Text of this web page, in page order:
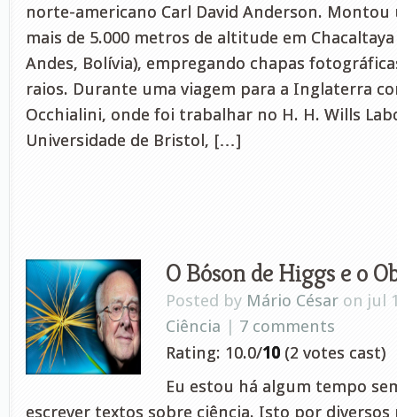
norte-americano Carl David Anderson.
mais de 5.000 metros de altitude em
Andes, Bolívia), empregando chapas
raios. Durante uma viagem para a Inglaterra
Occhialini, onde foi trabalhar no H. H. Wills
Universidade de Bristol, […]
O Bóson de Higgs e o
Posted by Mário César on jul
Ciência | 7 comments
Rating: 10.0/10 (2 votes cast)
Eu estou há algum tempo
escrever textos sobre ciência. Isto por diversos